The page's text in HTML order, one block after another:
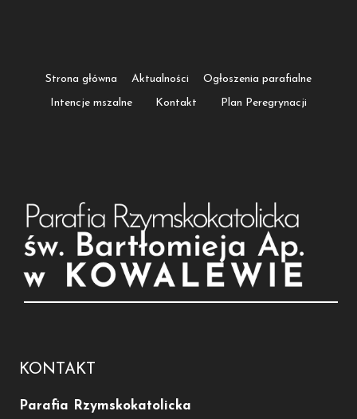
Strona główna Aktualności Ogłoszenia parafialne
Intencje mszalne Kontakt Plan Peregrynacji
KONTAKT
Parafia Rzymskokatolicka